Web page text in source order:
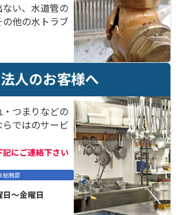
い、水道管の
他の水トラブ
法人のお客様へ
つまりなどの
ではのサービ
にご連絡下さい
総務部
日～金曜日